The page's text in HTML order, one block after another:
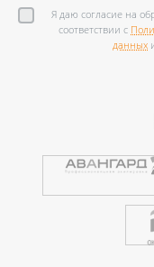
Я даю согласие на
соответствии с
данных